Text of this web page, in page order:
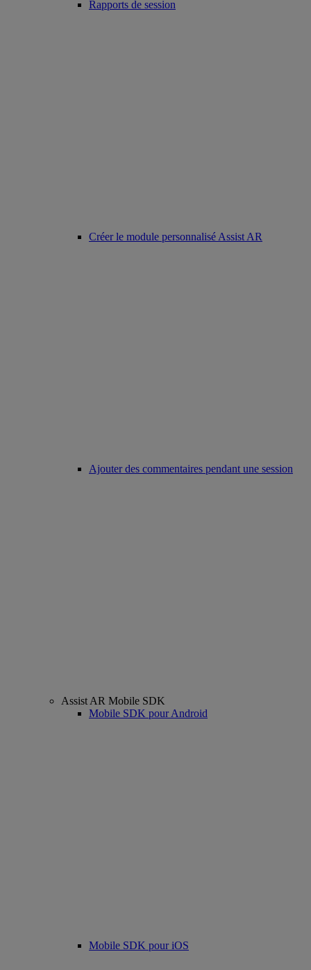
Rapports de session
Créer le module personnalisé Assist AR
Ajouter des commentaires pendant une session
Assist AR Mobile SDK
Mobile SDK pour Android
Mobile SDK pour iOS